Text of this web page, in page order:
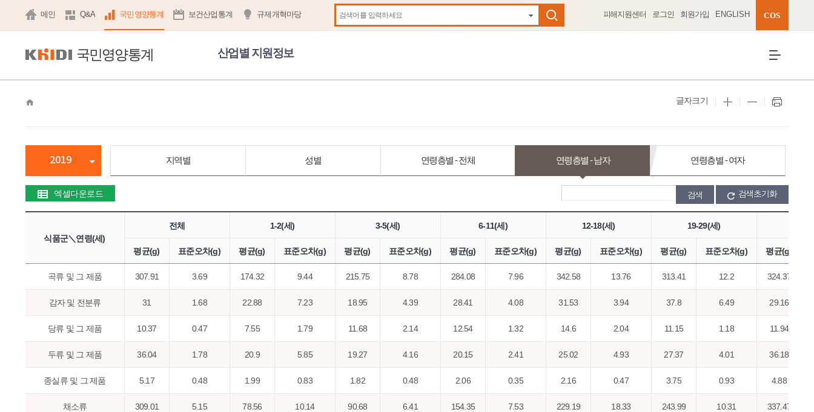
메인 Q&A 국민영양통계 보건산업통계 규제개혁마당
자동완성 펼치기
검색
피해지원센터 로그인 회원가입 ENGLISH COS
국민영양통계 산업별 지원정보
home 글자크기
2019 지역별 성별 연령층별 - 전체 연령층별 - 남자 연령층별 - 여자
엑셀다운로드 검색초기화
식품군＼연령(세)
전체 1-2(세) 3-5(세) 6-11(세) 12-18(세) 19-29(세)
평균(g) 표준오차(g) 평균(g) 표준오차(g) 평균(g) 표준오차(g) 평균(g) 표준오차(g) 평균(g) 표준오차(g) 평균(g) 표준오차(g) 평균(g)
곡류 및 그 제품 307.91 3.69 174.32 9.44 215.75 8.78 284.08 7.96 342.58 13.76 313.41 12.2 324.37
감자 및 전분류 31 1.68 22.88 7.23 18.95 4.39 28.41 4.08 31.53 3.94 37.8 6.49 29.16
당류 및 그 제품 10.37 0.47 7.55 1.79 11.68 2.14 12.54 1.32 14.6 2.04 11.15 1.18 11.94
두류 및 그 제품 36.04 1.78 20.9 5.85 19.27 4.16 20.15 2.41 25.02 4.93 27.37 4.01 36.18
종실류 및 그 제품 5.17 0.48 1.99 0.83 1.82 0.48 2.06 0.35 2.16 0.47 3.75 0.93 4.88
채소류 309.01 5.15 78.56 10.14 90.68 6.41 154.35 7.53 229.19 18.33 243.99 10.31 337.47